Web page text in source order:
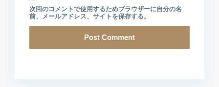
次回のコメントで使用するためブラウザーに自分の名
前、メールアドレス、サイトを保存する。